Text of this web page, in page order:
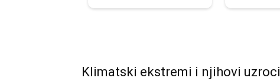
Klimatski ekstremi i njihovi uzroci